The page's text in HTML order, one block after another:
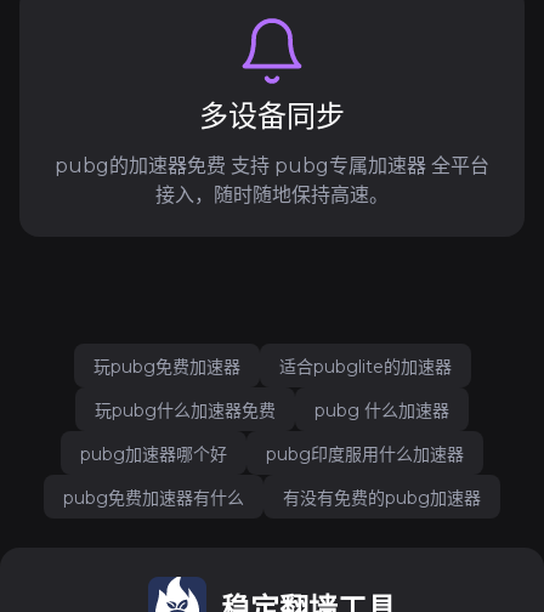
多设备同步
pubg的加速器免费 支持 pubg专属加速器 全平台
接入，随时随地保持高速。
玩pubg免费加速器
适合pubglite的加速器
玩pubg什么加速器免费
pubg 什么加速器
pubg加速器哪个好
pubg印度服用什么加速器
pubg免费加速器有什么
有没有免费的pubg加速器